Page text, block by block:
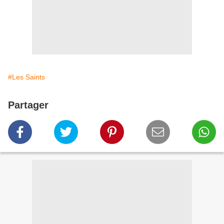
#Les Saints
Partager